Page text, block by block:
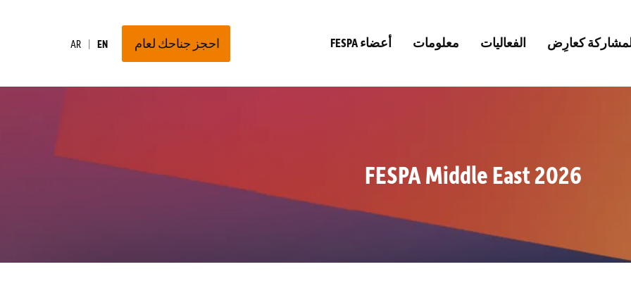
EN
AR
كعارِض الفعاليات معلومات FESPA أعضاء احجز جناحك لعام
FESPA Middle East 2026